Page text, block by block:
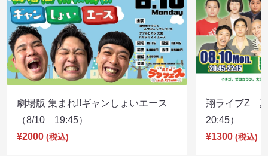
劇場版 集まれ!!ギャンしょいエース
（8/10 19:45）
¥2000 (税込)
翔ライブZ
20:45）
¥1300 (税込)